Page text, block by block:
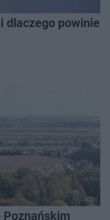
dlaczego powinien